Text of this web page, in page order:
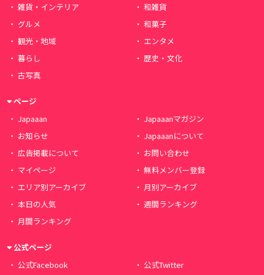
雑貨・インテリア
和雑貨
グルメ
和菓子
観光・地域
エンタメ
暮らし
歴史・文化
古写真
ページ
Japaaan
Japaaanマガジン
お知らせ
Japaaanについて
広告掲載について
お問い合わせ
マイページ
無料メンバー登録
エリア別アーカイブ
月別アーカイブ
本日の人気
週間ランキング
月間ランキング
公式ページ
公式Facebook
公式Twitter